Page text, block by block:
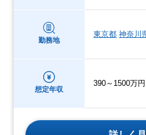
勤務地
東京都 神奈川
想定年収
390～1500万円